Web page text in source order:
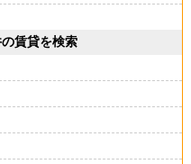
賃貸を検索